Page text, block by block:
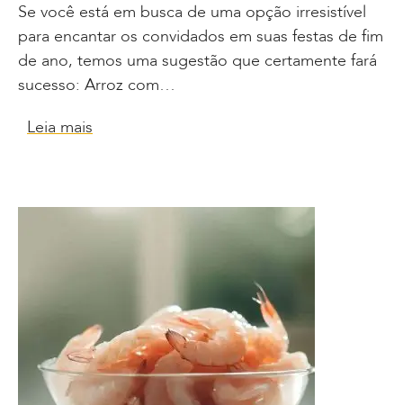
Se você está em busca de uma opção irresistível
para encantar os convidados em suas festas de fim
de ano, temos uma sugestão que certamente fará
sucesso: Arroz com…
Leia mais